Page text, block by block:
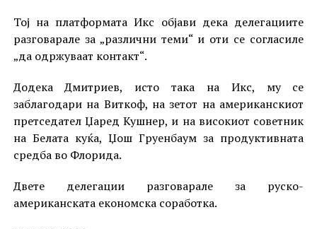
Тој на платформата Икс објави дека делегациите
разговарале за „различни теми“ и оти се согласиле
„да одржуваат контакт“.
Додека Дмитриев, исто така на Икс, му се
заблагодари на Виткоф, на зетот на американскиот
претседател Џаред Кушнер, и на високиот советник
на Белата куќа, Џош Груенбаум за продуктивната
средба во Флорида.
Двете делегации разговарале за руско-
американската економска соработка.